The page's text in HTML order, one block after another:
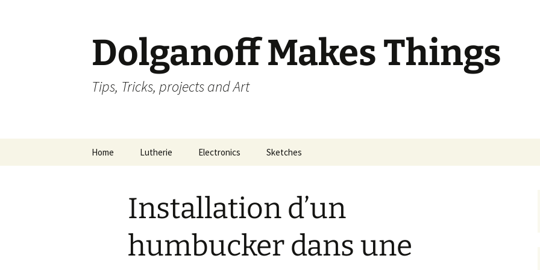
Dolganoff Makes Things
Tips, Tricks, projects and Art
Home Lutherie Electronics Sketches
Installation d’un
humbucker dans une